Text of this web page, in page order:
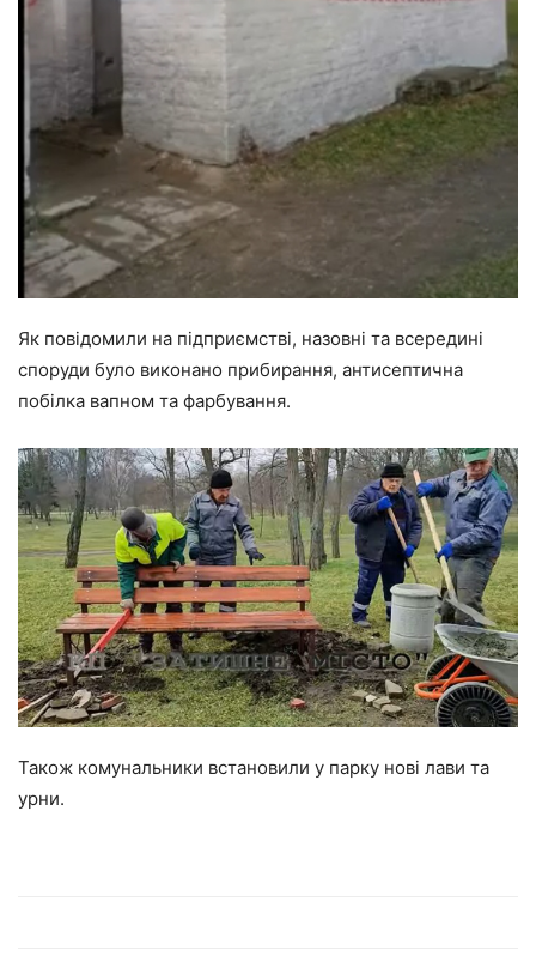
Як повідомили на підприємстві, назовні та всередині
споруди було виконано прибирання, антисептична
побілка вапном та фарбування.
Також комунальники встановили у парку нові лави та
урни.